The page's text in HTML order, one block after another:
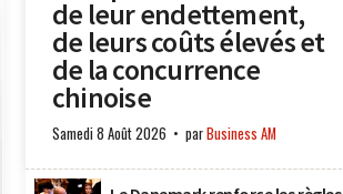
de leur endettement,
de leurs coûts élevés et
de la concurrence
chinoise
Samedi 8 Août 2026 parBusiness AM